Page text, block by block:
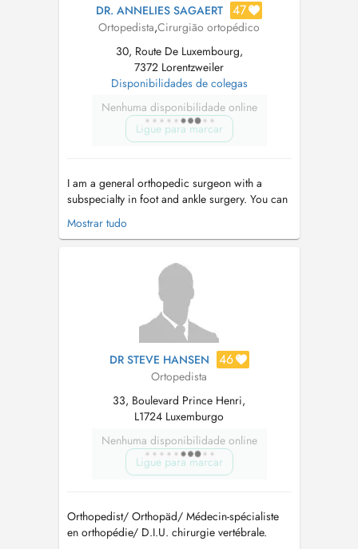
DR. ANNELIES SAGAERT 47
Ortopedista,Cirurgião ortopédico
30, Route De Luxembourg,
7372 Lorentzweiler
Disponibilidades de colegas
Nenhuma disponibilidade online
Ligue para marcar
I am a general orthopedic surgeon with a
subspecialty in foot and ankle surgery. You can
consult me for a wide range of orthopedic
conditions, with particular expertise in foot and
conditions. Je suis chirurgien orthopédiste
général avec une spécialis...
Mostrar tudo
DR STEVE HANSEN 46
Ortopedista
33, Boulevard Prince Henri,
L1724 Luxemburgo
Nenhuma disponibilidade online
Ligue para marcar
Orthopedist/ Orthopäd/ Médecin-spécialiste
en orthopédie/ D.I.U. chirurgie vertébrale.